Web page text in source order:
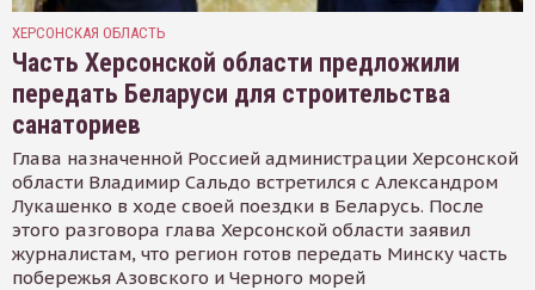
ХЕРСОНСКАЯ ОБЛАСТЬ
Часть Херсонской области предложили
передать Беларуси для строительства
санаториев
Глава назначенной Россией администрации Херсонской
области Владимир Сальдо встретился с Александром
Лукашенко в ходе своей поездки в Беларусь. После
этого разговора глава Херсонской области заявил
журналистам, что регион готов передать Минску часть
побережья Азовского и Черного морей